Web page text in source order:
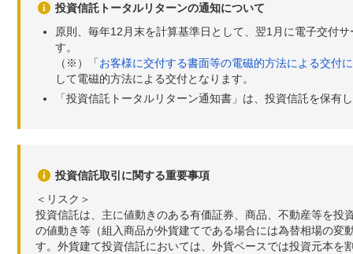
投資信託トータルリターンの通知について
原則、毎年12月末を計算基準日として、翌1月に電子交付
す。
（※）「お客様に交付する書面等の電磁的方法による交付
して電磁的方法による交付となります。
「投資信託トータルリターン通知書」は、投資信託を保有
投資信託取引に関する重要事項
＜リスク＞
投資信託は、主に値動きのある有価証券、商品、不動産等を
の値動き等（組入商品が外貨建てである場合には為替相場の
す。外貨建て投資信託においては、外貨ベースでは投資元本